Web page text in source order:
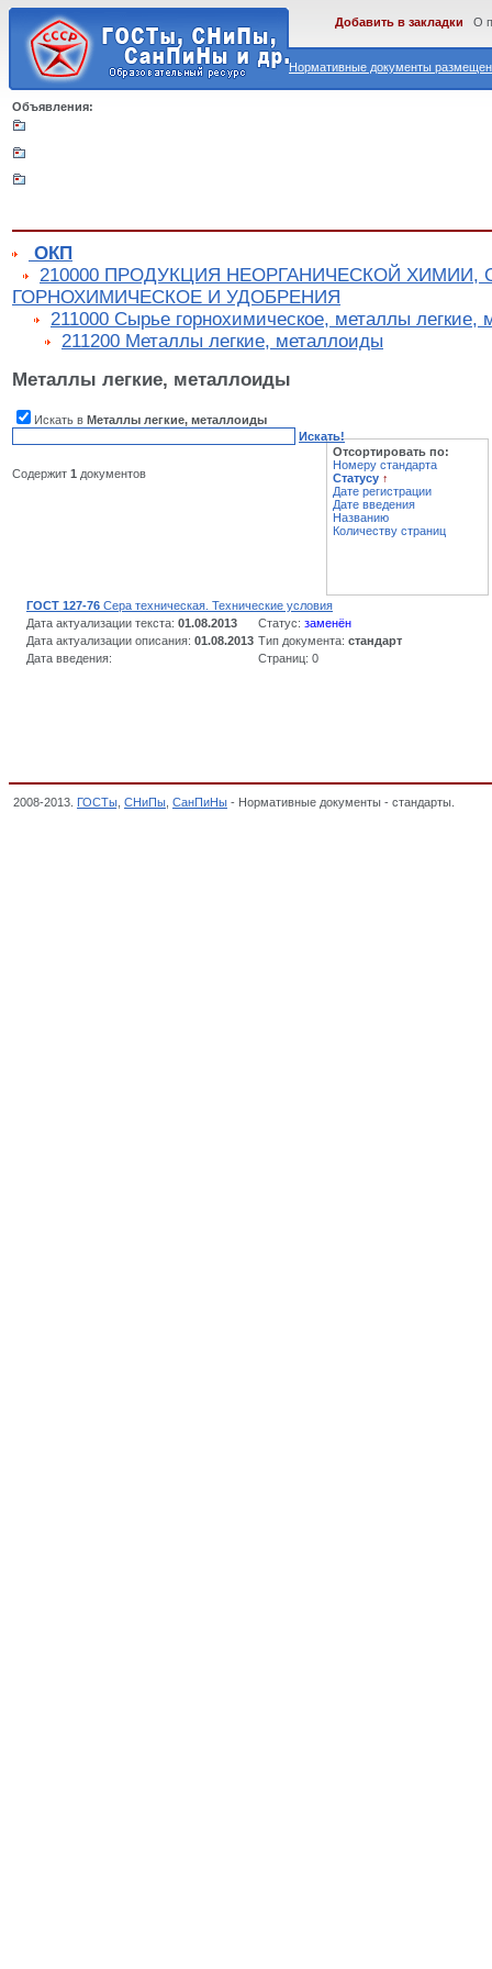
Нормативные документы
Добавить в закладки О
Объявления:
ОКП
210000 ПРОДУКЦИЯ НЕОРГАНИЧЕСКОЙ ХИМИИ,
ГОРНОХИМИЧЕСКОЕ И УДОБРЕНИЯ
211000 Сырье горнохимическое, металлы легкие,
211200 Металлы легкие, металлоиды
Металлы легкие, металлоиды
Искать в Металлы легкие, металлоиды
Искать!
Содержит 1 документов
Отсортировать по:
Номеру стандарта
Статусу ↑
Дате регистрации
Дате введения
Названию
Количеству страниц
ГОСТ 127-76 Сера техническая. Технические условия
Дата актуализации текста: 01.08.2013 Статус: заменён
Дата актуализации описания: 01.08.2013 Тип документа: стандарт
Дата введения:
Страниц: 0
2008-2013. ГОСТы СНиПы СанПиНы - Нормативные документы - стандарты.